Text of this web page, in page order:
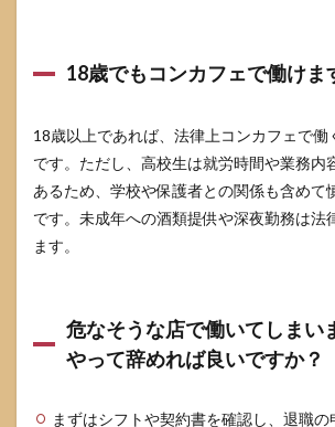
18歳でもコンカフェで働けま
18歳以上であれば、法律上コンカフェで働
です。ただし、高校生は就労時間や業務内
あるため、学校や保護者との関係も含めて
です。未成年への酒類提供や深夜勤務は法
ます。
危なそうな店で働いてしまい
やって辞めれば良いですか？
まずはシフトや契約書を確認し、退職の